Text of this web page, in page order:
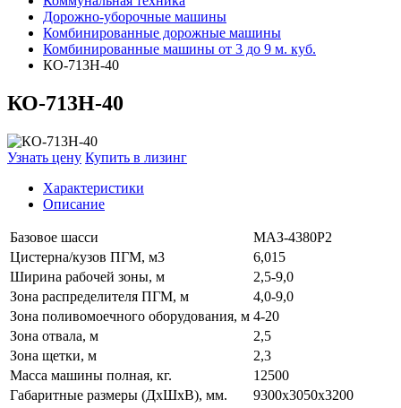
Дорожно-уборочные машины
Комбинированные дорожные машины
Комбинированные машины от 3 до 9 м. куб.
КО-713Н-40
КО-713Н-40
Узнать цену Купить в лизинг
Характеристики
Описание
Базовое шасси
МАЗ-4380Р2
Цистерна/кузов ПГМ, м3
6,015
Ширина рабочей зоны, м
2,5-9,0
Зона распределителя ПГМ, м
4,0-9,0
Зона поливомоечного оборудования, м 4-20
Зона отвала, м
2,5
Зона щетки, м
2,3
Масса машины полная, кг.
12500
Габаритные размеры (ДхШхВ), мм.
9300х3050х3200